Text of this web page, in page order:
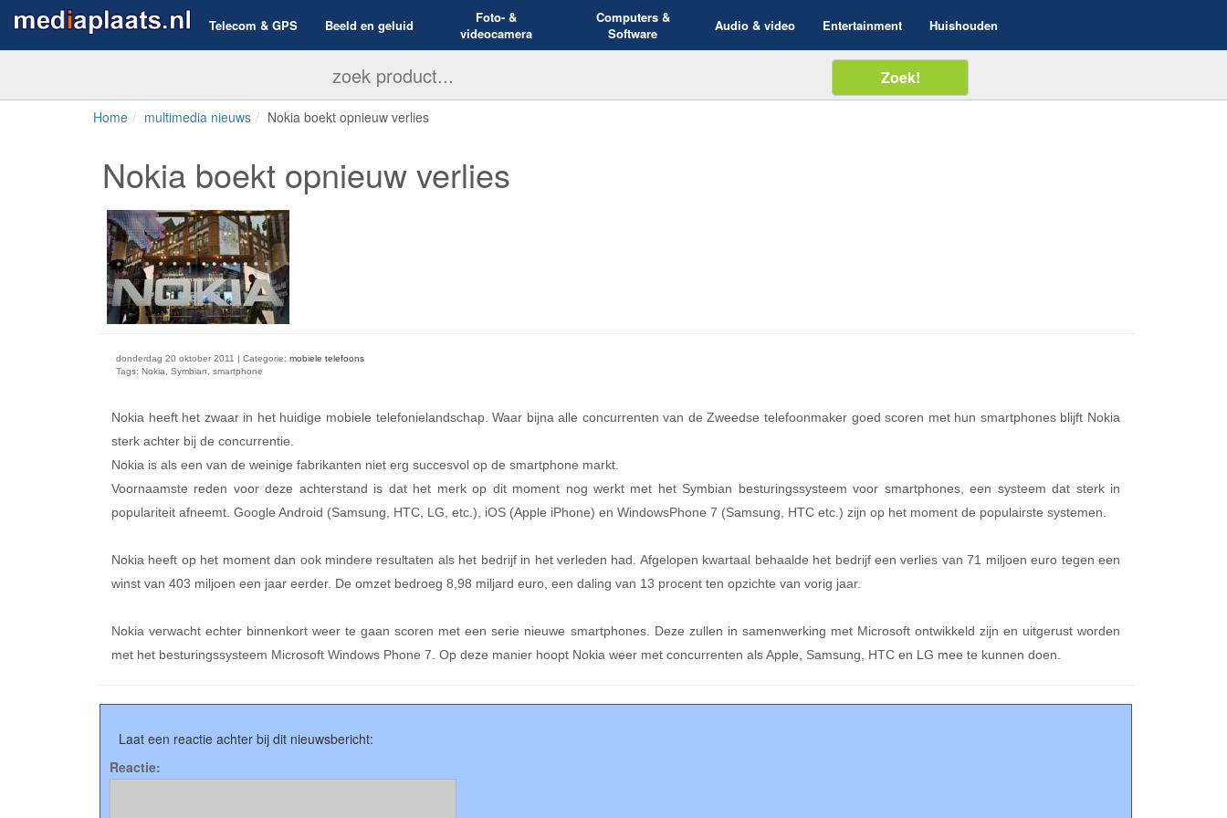
Telecom & GPS Beeld en geluid
Foto- &
videocamera
Computers &
Software
Audio & video Entertainment Huishouden
Home multimedia nieuws Nokia boekt opnieuw verlies
Nokia boekt opnieuw verlies
donderdag 20 oktober 2011 | Categorie: mobiele telefoons
Tags: Nokia, Symbian, smartphone
Nokia heeft het zwaar in het huidige mobiele telefonielandschap. Waar bijna alle concurrenten van de Zweedse telefoonmaker goed scoren met hun smartphones blijft Nokia
sterk achter bij de concurrentie.
Nokia is als een van de weinige fabrikanten niet erg succesvol op de smartphone markt.
Voornaamste reden voor deze achterstand is dat het merk op dit moment nog werkt met het Symbian besturingssysteem voor smartphones, een systeem dat sterk in
populariteit afneemt. Google Android (Samsung, HTC, LG, etc.), iOS (Apple iPhone) en WindowsPhone 7 (Samsung, HTC etc.) zijn op het moment de populairste systemen.
Nokia heeft op het moment dan ook mindere resultaten als het bedrijf in het verleden had. Afgelopen kwartaal behaalde het bedrijf een verlies van 71 miljoen euro tegen een
winst van 403 miljoen een jaar eerder. De omzet bedroeg 8,98 miljard euro, een daling van 13 procent ten opzichte van vorig jaar.
Nokia verwacht echter binnenkort weer te gaan scoren met een serie nieuwe smartphones. Deze zullen in samenwerking met Microsoft ontwikkeld zijn en uitgerust worden
met het besturingssysteem Microsoft Windows Phone 7. Op deze manier hoopt Nokia weer met concurrenten als Apple, Samsung, HTC en LG mee te kunnen doen.
Laat een reactie achter bij dit nieuwsbericht:
Reactie: